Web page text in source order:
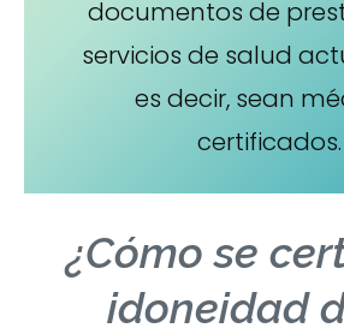
documentos de
servicios de salud
es decir, sean
certificados.
¿Cómo se
idoneidad